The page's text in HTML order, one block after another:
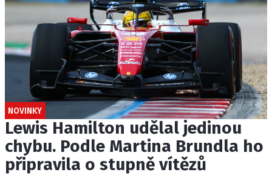
NOVINKY
Lewis Hamilton udělal jedinou
chybu. Podle Martina Brundla ho
připravila o stupně vítězů